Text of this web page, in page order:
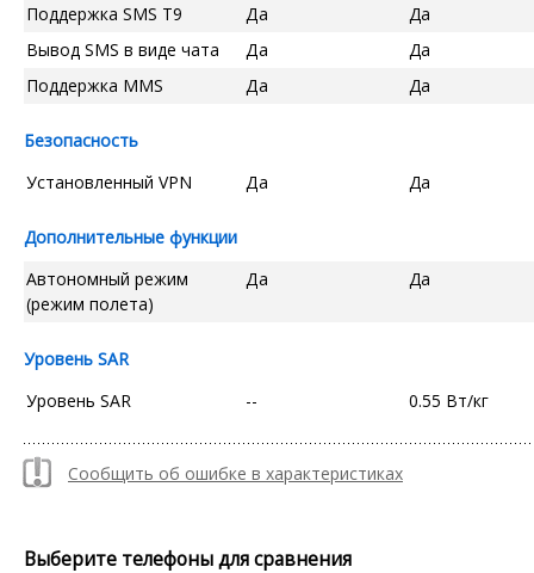
Поддержка SMS T9
Да
Да
Вывод SMS в виде чата
Да
Да
Поддержка MMS
Да Да
Безопасность
Установленный VPN
Да Да
Дополнительные функции
Автономный режим
(режим полета)
Да Да
Уровень SAR
Уровень SAR
-- 0.55 Вт/кг
Сообщить об ошибке в характеристиках
Выберите телефоны для сравнения